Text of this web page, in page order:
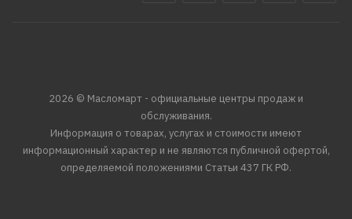
2026 © Масломарт - официальные центры продаж и
обслуживания.
Информация о товарах, услугах и стоимости имеют
информационный характер и не являются публичной офертой,
определяемой положениями Статьи 437 ГК РФ.